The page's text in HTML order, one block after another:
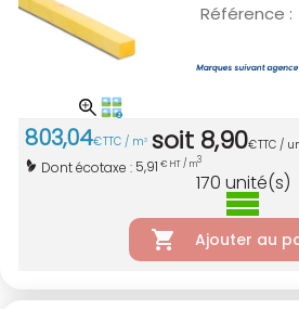
Référence :
803,04€TTC / m3 soit 8,90€TTC /
Dont écotaxe : 5,91 € HT / m3
170 unité(s)
Ajouter au